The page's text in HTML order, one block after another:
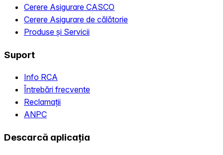
Cerere Asigurare CASCO
Cerere Asigurare de călătorie
Produse și Servicii
Suport
Info RCA
Întrebări frecvente
Reclamații
ANPC
Descarcă aplicația